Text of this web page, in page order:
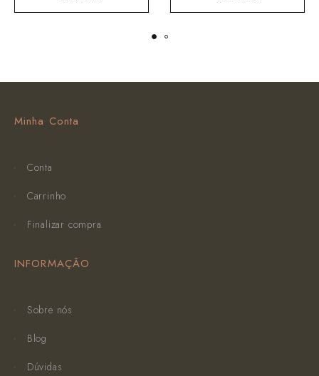
Minha Conta
Conta
Carrinho
Finalizar compra
INFORMAÇÃO
Sobre nós
Blog
Dúvidas